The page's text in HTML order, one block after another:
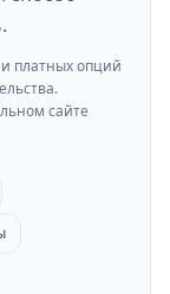
платных опций
сайте